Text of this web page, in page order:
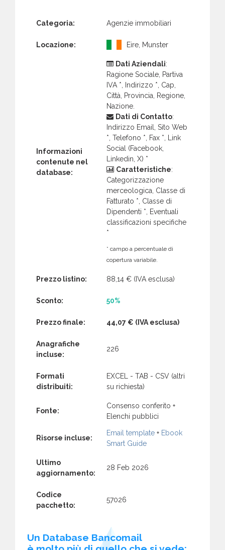
Categoria: Agenzie immobiliari
Locazione: Eire, Munster
Informazioni
contenute nel
database:
Dati Aziendali:
Ragione Sociale, Partiva
IVA *, Indirizzo *, Cap,
Città, Provincia, Regione,
Nazione.
Dati di Contatto:
Indirizzo Email, Sito Web
*, Telefono *, Fax *, Link
Social (Facebook,
Linkedin, X) *
Caratteristiche:
Categorizzazione
merceologica, Classe di
Fatturato *, Classe di
Dipendenti *, Eventuali
classificazioni specifiche
*
* campo a percentuale di
copertura variabile.
Prezzo listino: 88,14 € (IVA esclusa)
Sconto: 50%
Prezzo finale: 44,07 € (IVA esclusa)
Anagrafiche
incluse:
226
Formati
distribuiti:
EXCEL - TAB - CSV (altri
su richiesta)
Fonte:
Consenso conferito +
Elenchi pubblici
Risorse incluse:
Email template + Ebook
Smart Guide
Ultimo
aggiornamento:
28 Feb 2026
Codice
pacchetto:
57026
Un Database Bancomail